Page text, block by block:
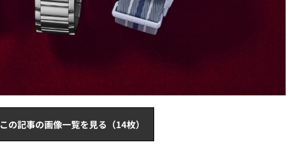
この記事の画像一覧を見る（14枚）